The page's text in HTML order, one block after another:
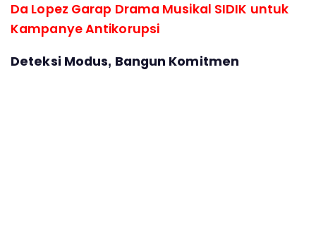
Da Lopez Garap Drama Musikal SIDIK untuk
Kampanye Antikorupsi
Deteksi Modus, Bangun Komitmen